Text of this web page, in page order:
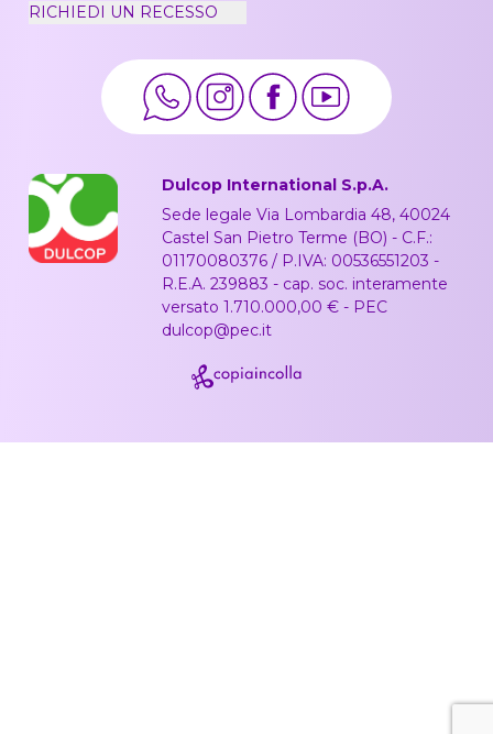
RICHIEDI UN RECESSO
Dulcop International S.p.A.
Sede legale Via Lombardia 48, 40024
Castel San Pietro Terme (BO) - C.F.:
01170080376 / P.IVA: 00536551203 -
R.E.A. 239883 - cap. soc. interamente
versato 1.710.000,00 € - PEC
dulcop@pec.it